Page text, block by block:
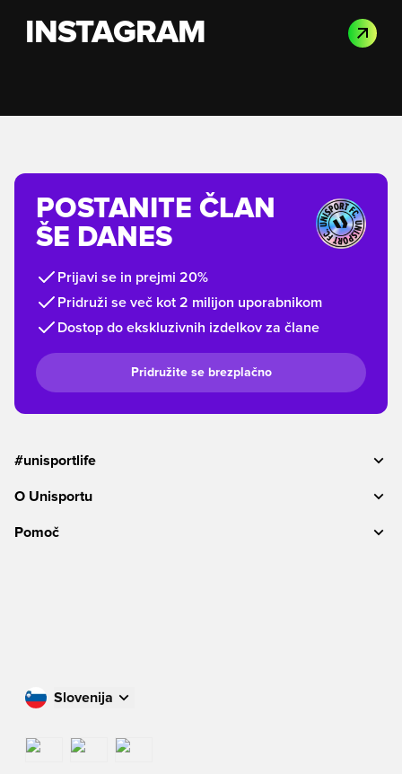
INSTAGRAM
POSTANITE ČLAN
ŠE DANES
Prijavi se in prejmi 20%
Pridruži se več kot 2 milijon uporabnikom
Dostop do ekskluzivnih izdelkov za člane
Pridružite se brezplačno
#unisportlife
O Unisportu
Pomoč
Slovenija